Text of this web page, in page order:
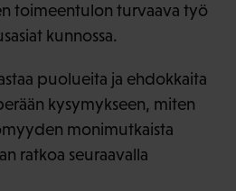
toimeentulon turvaava työ
kunnossa.
puolueita ja ehdokkaita
kysymykseen, miten
monimutkaista
ratkoa seuraavalla